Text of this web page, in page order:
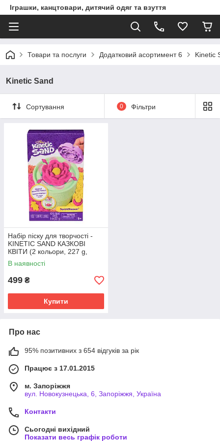
Іграшки, канцтовари, дитячий одяг та взуття
Товари та послуги Додатковий асортимент 6 Kinetic
Kinetic Sand
Сортування 0 Фільтри
Набір піску для творчості -
KINETIC SAND КАЗКОВІ
КВІТИ (2 кольори, 227 g,
аксес.)
В наявності
499 ₴
Купити
Про нас
95% позитивних з 654 відгуків за рік
Працює з 17.01.2015
м. Запоріжжя
вул. Новокузнецька, 6, Запоріжжя, Україна
Контакти
Сьогодні вихідний
Показати весь графік роботи